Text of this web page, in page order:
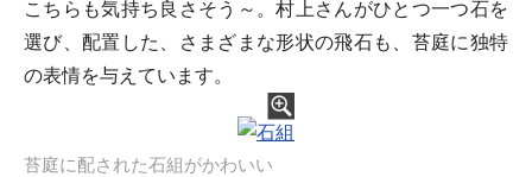
こちらも気持ち良さそう～。村上さんがひとつ一つ石を
選び、配置した、さまざまな形状の飛石も、苔庭に独特
の表情を与えています。
苔庭に配された石組がかわいい